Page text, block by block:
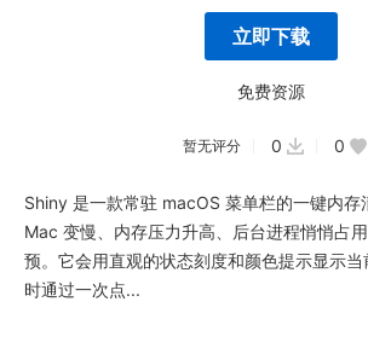
立即下载
免费资源
暂无评分 0 0
Shiny 是一款常驻 macOS 菜单栏的一键内存
Mac 变慢、内存压力升高、后台进程悄悄占
预。它会用直观的状态刻度和颜色提示显示
时通过一次点...